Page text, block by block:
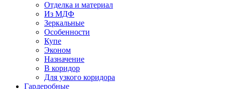
Отделка и материал
Из МДФ
Зеркальные
Особенности
Купе
Эконом
Назначение
В коридор
Для узкого коридора
Гардеробные